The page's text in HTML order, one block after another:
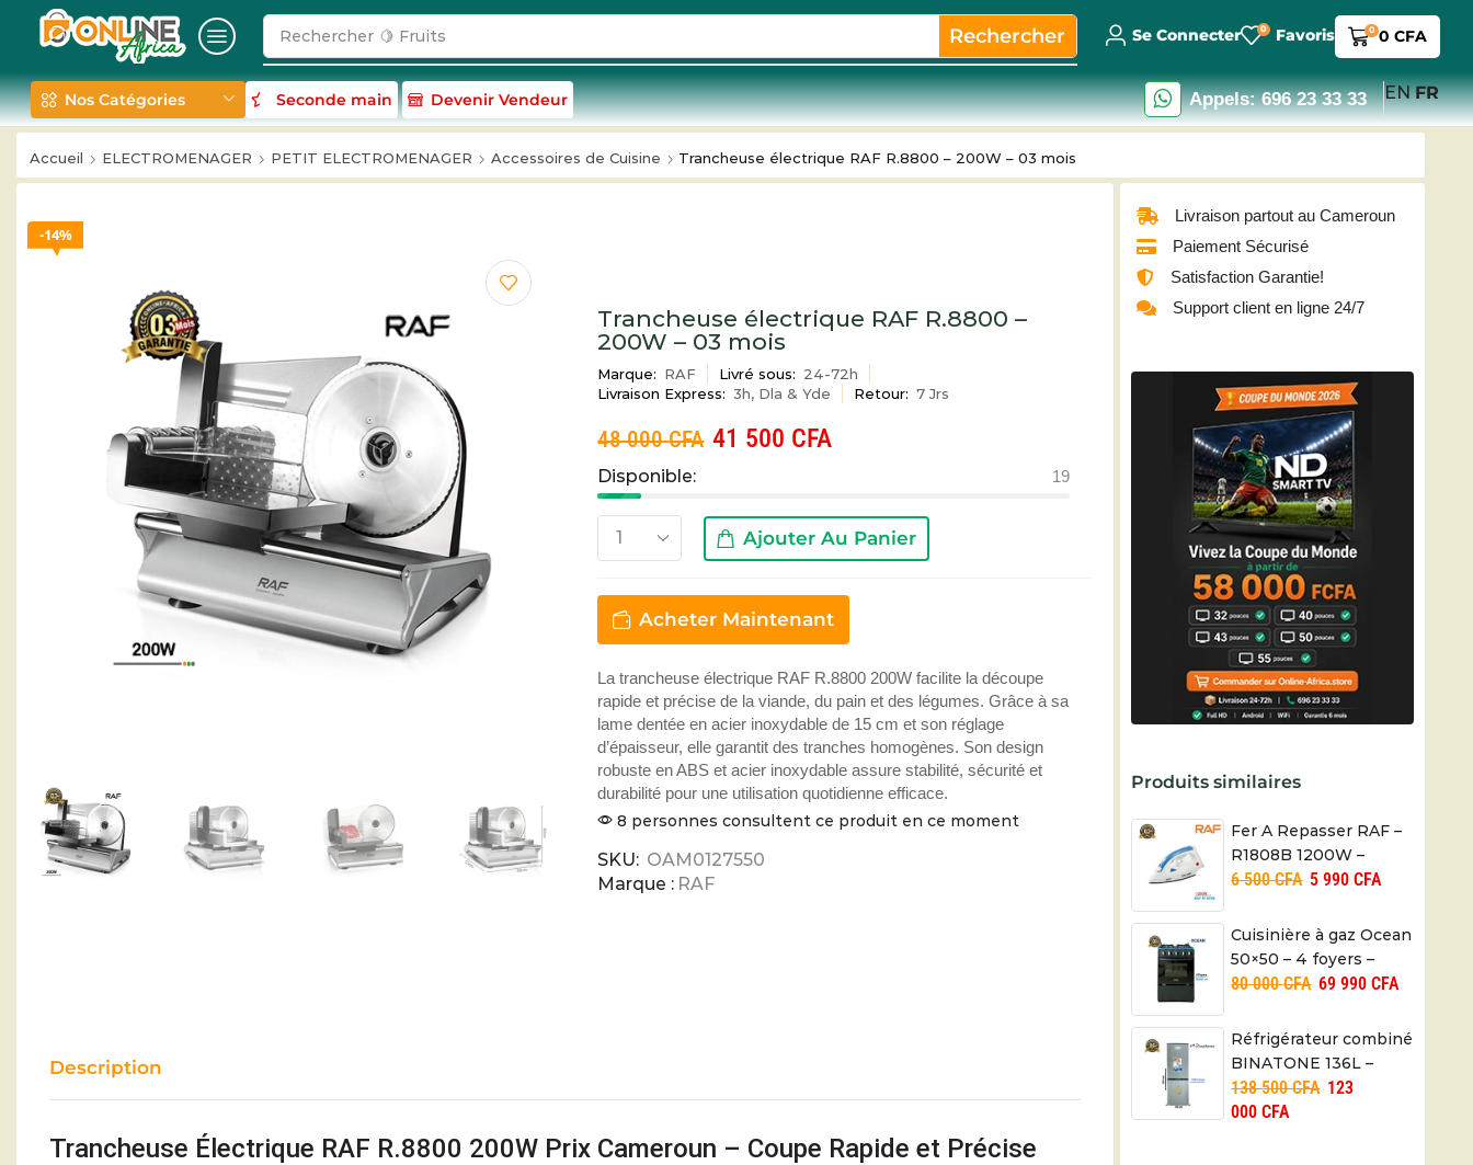
Rechercher 🥛 Milk Rechercher Se Connecter 0 Favoris 0 0 CFA
Nos Catégories Seconde main Devenir Vendeur Appels: 696 23 33 33 EN FR
Accueil ELECTROMENAGER PETIT ELECTROMENAGER Accessoires de Cuisine Trancheuse électrique RAF R.8800 – 200W – 03 mois
14%
Trancheuse électrique RAF R.8800 –
200W – 03 mois
Marque: RAF Livré sous: 24-72h
Livraison Express: 3h, Dla & Yde Retour: 7 Jrs
48 000CFA 41 500 CFA
Disponible: 19
Ajouter Au Panier
Acheter Maintenant
La trancheuse électrique RAF R.8800 200W facilite la découpe
rapide et précise de la viande, du pain et des légumes. Grâce à sa
lame dentée en acier inoxydable de 15 cm et son réglage
d’épaisseur, elle garantit des tranches homogènes. Son design
robuste en ABS et acier inoxydable assure stabilité, sécurité et
durabilité pour une utilisation quotidienne efficace.
8 personnes consultent ce produit en ce moment
SKU: OAM0127550
Marque : RAF
Description
Trancheuse Électrique RAF R.8800 200W Prix Cameroun – Coupe Rapide et Précise
Livraison partout au Cameroun
Paiement Sécurisé
Satisfaction Garantie!
Support client en ligne 24/7
Produits similaires
Fer A Repasser RAF –
R1808B 1200W –
Garantie 03 Mois
6 500CFA 5 990CFA
Cuisinière à gaz Ocean
50×50 – 4 foyers –
MGC05540NMXC – 06
80 000CFA 69 990CFA
Réfrigérateur combiné
BINATONE 136L –
FR160 – 06mois
138 500CFA 123
000CFA